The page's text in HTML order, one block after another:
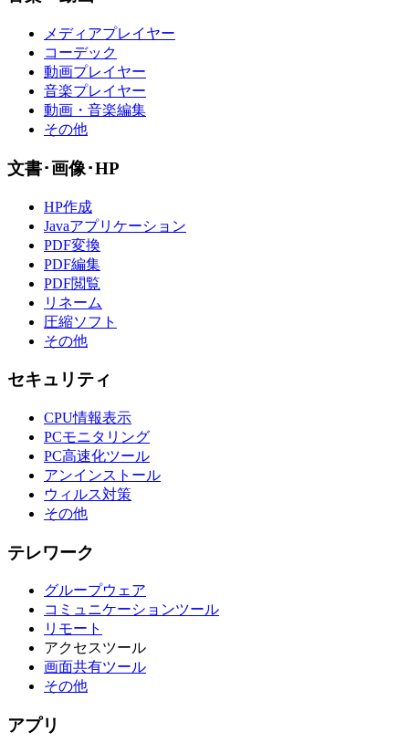
メディアプレイヤー
コーデック
動画プレイヤー
音楽プレイヤー
動画・音楽編集
その他
文書･画像･HP
HP作成
Javaアプリケーション
PDF変換
PDF編集
PDF閲覧
リネーム
圧縮ソフト
その他
セキュリティ
CPU情報表示
PCモニタリング
PC高速化ツール
アンインストール
ウィルス対策
その他
テレワーク
グループウェア
コミュニケーションツール
リモート
アクセスツール
画面共有ツール
その他
アプリ